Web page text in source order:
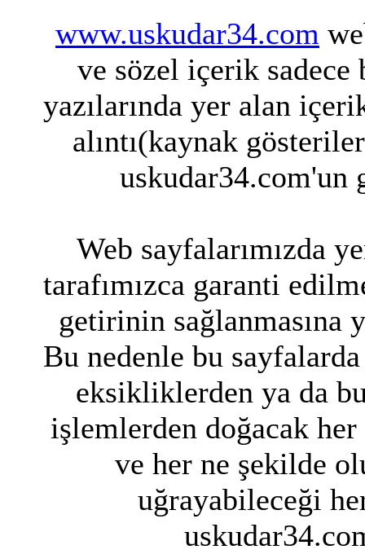
www.uskudar34.com
ve sözel içerik sadece
yazılarında yer alan
alıntı(kaynak
uskudar34.com'un
Web sayfalarımızda
tarafımızca garanti
getirinin
Bu nedenle bu
eksikliklerden ya da
işlemlerden doğacak
ve her ne şekilde
uğrayabileceği